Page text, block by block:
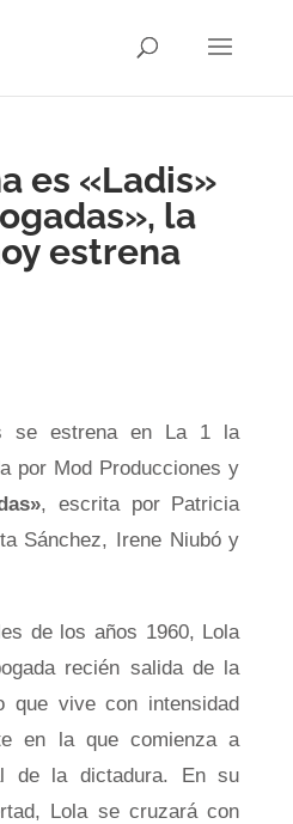
es «Ladis»
la
estrena
se estrena en La 1 la
por Mod Producciones y
, escrita por Patricia
Sánchez, Irene Niubó y
de los años 1960, Lola
recién salida de la
que vive con intensidad
en la que comienza a
de la dictadura. En su
Lola se cruzará con